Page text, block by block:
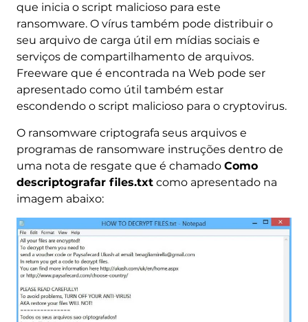
que inicia o script malicioso para este
ransomware. O vírus também pode distribuir o
seu arquivo de carga útil em mídias sociais e
serviços de compartilhamento de arquivos.
Freeware que é encontrada na Web pode ser
apresentado como útil também estar
escondendo o script malicioso para o cryptovirus.
O ransomware criptografa seus arquivos e
programas de ransomware instruções dentro de
uma nota de resgate que é chamado Como
descriptografar files.txtcomo apresentado na
imagem abaixo: